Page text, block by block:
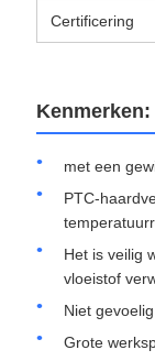
Certificering
Kenmerken:
met een
PTC-
Het is veilig
vloeistof
Niet
Grote